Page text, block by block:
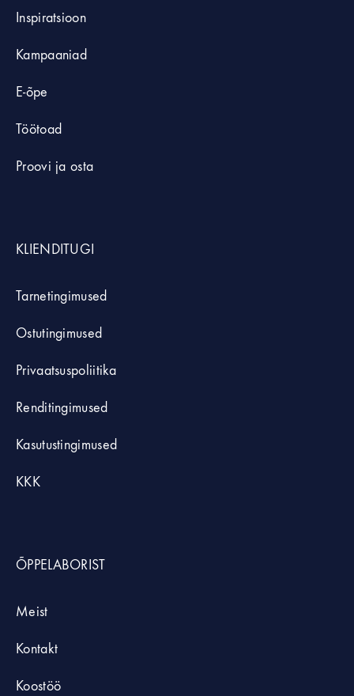
Inspiratsioon
Kampaaniad
E-õpe
Töötoad
Proovi ja osta
KLIENDITUGI
Tarnetingimused
Ostutingimused
Privaatsuspoliitika
Renditingimused
Kasutustingimused
KKK
ÕPPELABORIST
Meist
Kontakt
Koostöö